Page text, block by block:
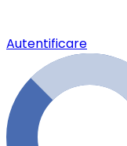
Autentificare